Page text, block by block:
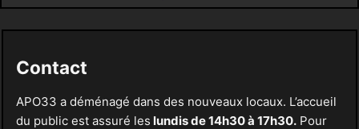
Contact
APO33 a déménagé dans des nouveaux locaux. L’accueil
du public est assuré les lundis de 14h30 à 17h30.Pour